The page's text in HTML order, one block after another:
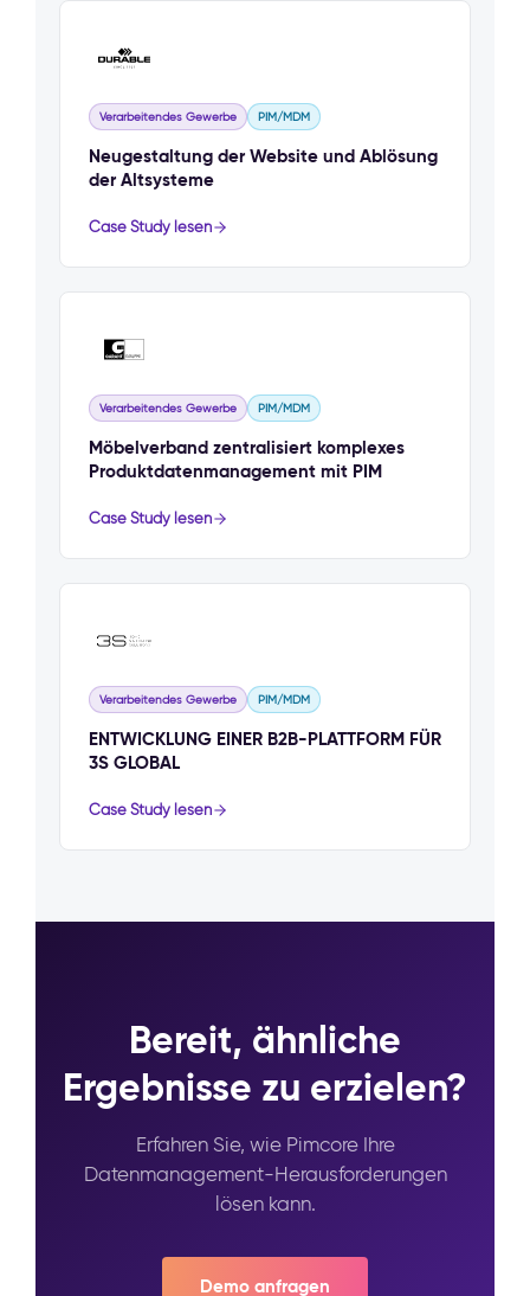
Verarbeitendes Gewerbe PIM/MDM
Neugestaltung der Website und Ablösung
der Altsysteme
Case Study lesen
Verarbeitendes Gewerbe PIM/MDM
Möbelverband zentralisiert komplexes
Produktdatenmanagement mit PIM
Case Study lesen
Verarbeitendes Gewerbe PIM/MDM
ENTWICKLUNG EINER B2B-PLATTFORM FÜR
3S GLOBAL
Case Study lesen
Bereit, ähnliche
Ergebnisse zu erzielen?
Erfahren Sie, wie Pimcore Ihre
Datenmanagement-Herausforderungen
lösen kann.
Demo anfragen